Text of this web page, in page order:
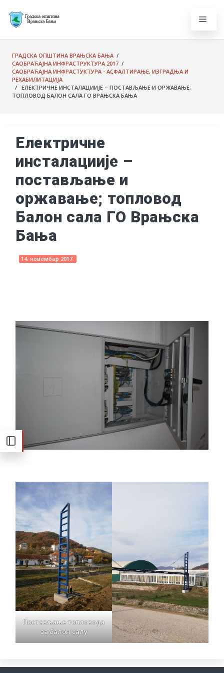
ГРАДСКА ОПШТИНА ВРАЊСКА БАЊА /
САОБРАЋАЈНА ИНФРАСТРУКТУРА 2017 /
САОБРАЋАЈНА ИНФРАСТУКТУРА - АСФАЛТИРАЊЕ, ИЗГРАДЊА И
РЕХАБИЛИТАЦИЈА
/ ЕЛЕКТРИЧНЕ ИНСТАЛАЦИИЈЕ – ПОСТАВЉАЊЕ И ОРЖАВАЊЕ;
ТОПЛОВОД БАЛОН САЛА ГО ВРАЊСКА БАЊА
Електричне
инсталациије –
постављање и
оржавање; топловод
Балон сала ГО Врањска
Бања
14. новембар 2017.
Постављање топловода
за балон салу